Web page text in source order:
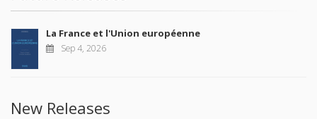
La France et l'Union européenne
Sep 4, 2026
New Releases